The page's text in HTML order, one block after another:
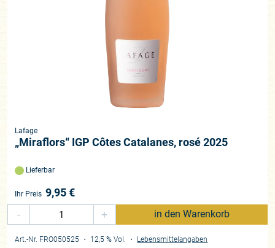
Lafage
„Miraflors“ IGP Côtes Catalanes, rosé 2025
Lieferbar
Ihr Preis 9,95€
-
+ in den Warenkorb
Art.-Nr. FRO050525 ・ 12,5 % Vol. ・ Lebensmittelangaben